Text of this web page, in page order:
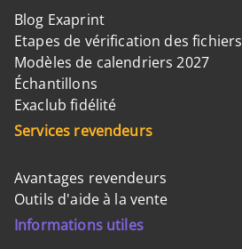
Blog Exaprint
Etapes de vérification des fichiers
Modèles de calendriers 2027
Échantillons
Exaclub fidélité
Services revendeurs
Avantages revendeurs
Outils d'aide à la vente
Informations utiles